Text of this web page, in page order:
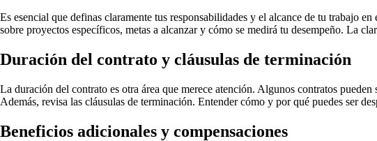
Es esencial que definas claramente tus responsabilidades y el alcance de tu trabajo
sobre proyectos específicos, metas a alcanzar y cómo se medirá tu desempeño. La
Duración del contrato y cláusulas de terminación
La duración del contrato es otra área que merece atención. Algunos contratos
Además, revisa las cláusulas de terminación. Entender cómo y por qué puedes ser
Beneficios adicionales y compensaciones